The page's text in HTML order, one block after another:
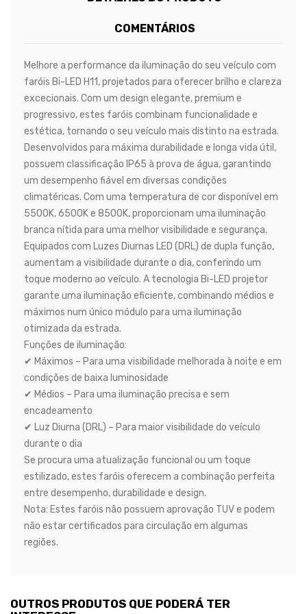
COMENTÁRIOS
Melhore a performance da iluminação do seu veículo com
faróis Bi-LED H11, projetados para oferecer brilho e clareza
excecionais. Com um design elegante, premium e
progressivo, estes faróis combinam funcionalidade e
estética, tornando o seu veículo mais distinto na estrada.
Desenvolvidos para máxima durabilidade e longa vida útil,
possuem classificação IP65 à prova de água, garantindo
um desempenho fiável em diversas condições
climatéricas. Com uma temperatura de cor disponível em
5500K, 6500K e 8500K, proporcionam uma iluminação
branca nítida para uma melhor visibilidade e segurança.
Equipados com Luzes Diurnas LED (DRL) de dupla função,
aumentam a visibilidade durante o dia, conferindo um
toque moderno ao veículo. A tecnologia Bi-LED projetor
garante uma iluminação eficiente, combinando médios e
máximos num único módulo para uma iluminação
otimizada da estrada.
Funções de iluminação:
✔ Máximos – Para uma visibilidade melhorada à noite e em
condições de baixa luminosidade
✔ Médios – Para uma iluminação precisa e sem
encadeamento
✔ Luz Diurna (DRL) – Para maior visibilidade do veículo
durante o dia
Se procura uma atualização funcional ou um toque
estilizado, estes faróis oferecem a combinação perfeita
entre desempenho, durabilidade e design.
Nota: Estes faróis não possuem aprovação TUV e podem
não estar certificados para circulação em algumas
regiões.
OUTROS PRODUTOS QUE PODERÁ TER